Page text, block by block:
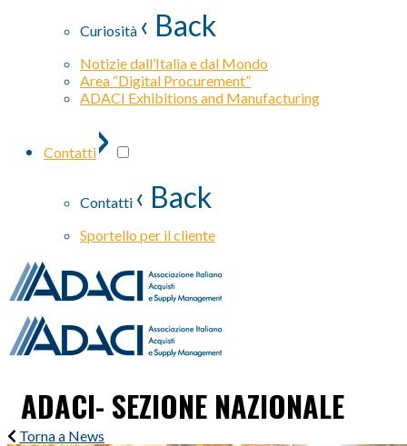
Curiosità ‹ Back
Notizie dall’Italia e dal Mondo
Area “Digital Procurement”
ADACI Exhibitions and Manufacturing
Contatti›
Contatti ‹ Back
Sportello per il cliente
ADACI- SEZIONE NAZIONALE
Torna a News